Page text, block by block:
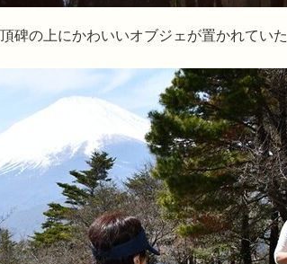
オブジェが置かれていた